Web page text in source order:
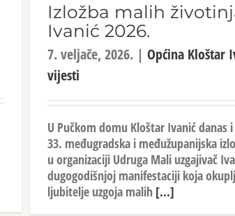
Izložba malih
Ivanić 2026.
7. veljače, 2026. | Općina Kloštar
vijesti
U Pučkom domu Kloštar Ivanić danas
33. međugradska i međužupanijska
u organizaciji Udruga Mali uzgajivač
dugogodišnjoj manifestaciji koja
ljubitelje uzgoja malih [...]